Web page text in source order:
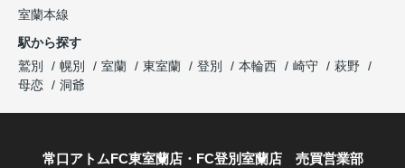
室蘭本線
駅から探す
鷲別
幌別 室蘭 東室蘭 登別 本輪西 崎守
萩野
母恋
洞爺
常口アトムFC東室蘭店・FC登別室蘭店 売買営業部